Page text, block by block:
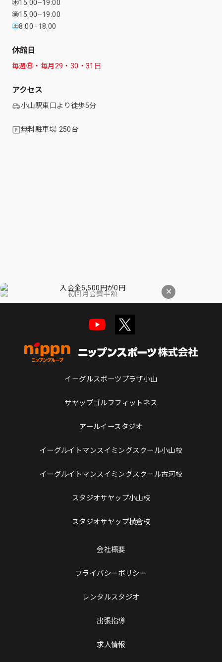
㊍15:00–19:00
㊎15:00–19:00
㊏8:00–18:00
休館日
毎週㊐・毎月29・30・31日
アクセス
小山駅東口より徒歩5分
無料駐車場 250台
✕
イーグルスポーツプラザ小山
サヤップゴルフフィットネス
アールイースタジオ
イーグルイトマンスイミングスクール小山校
イーグルイトマンスイミングスクール古河校
スタジオサヤップ小山校
スタジオサヤップ横倉校
会社概要
プライバシーポリシー
レンタルスタジオ
出張指導
求人情報